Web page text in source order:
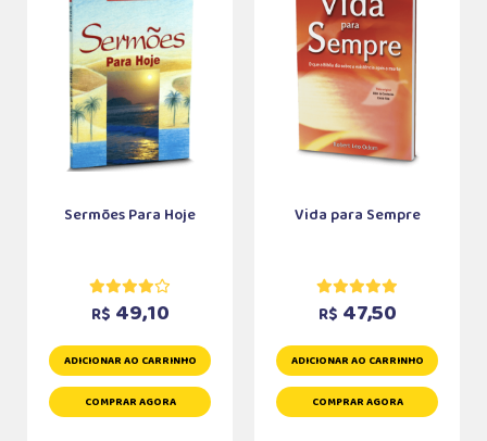
Sermões Para Hoje
R$ 49,10
ADICIONAR AO CARRINHO
COMPRAR AGORA
Vida para Sempre
R$ 47,50
ADICIONAR AO CARRINHO
COMPRAR AGORA